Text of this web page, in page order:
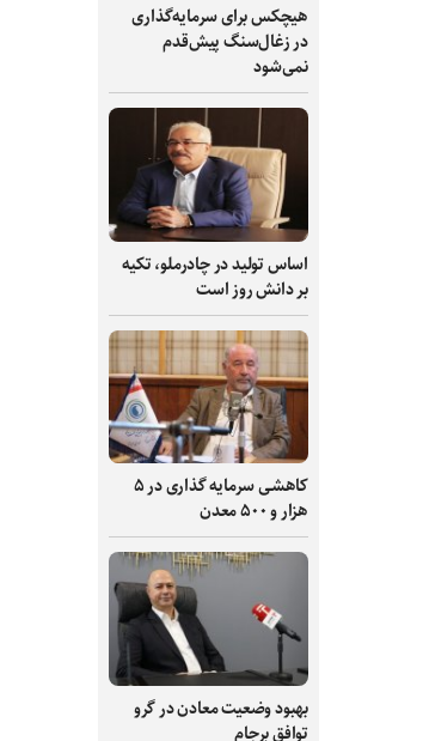
هیچکس برای سرمایه‌گذاری
در زغال‌سنگ پیش‌قدم
نمی‌شود
اساس تولید در چادرملو، تکیه
بر دانش‌ روز است
کاهشی سرمایه گذاری در ۵
هزار و ۵۰۰ معدن
بهبود وضعیت معادن در گرو
توافق برجام